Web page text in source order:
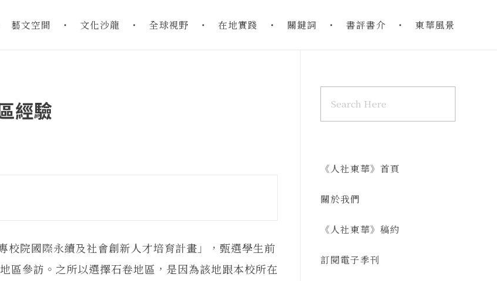
藝文空間 文化沙龍 全球視野 在地實踐 關鍵詞 書評書介 東華風景
經驗
院國際永續及社會創新人才培育計畫」，甄選學生前
區參訪。之所以選擇石卷地區，是因為該地跟本校所在
《人社東華》首頁
關於我們
《人社東華》稿約
訂閱電子季刊